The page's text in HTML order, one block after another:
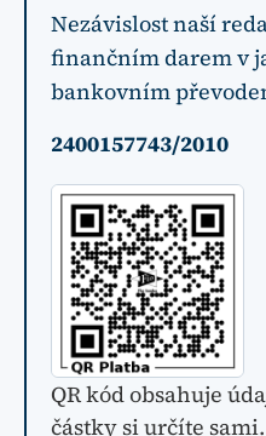
Nezávislost naší
finančním darem v
bankovním
2400157743/2010
QR kód obsahuje
částky si určíte sami.